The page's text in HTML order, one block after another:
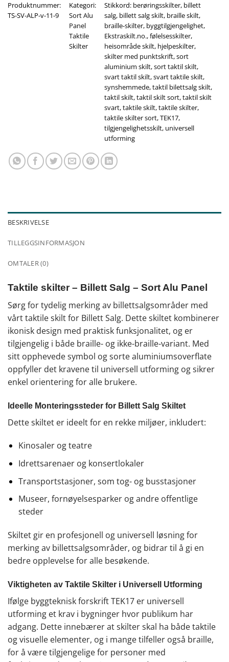
Produktnummer:
TS-SV-ALP-v-11-9
Kategori:
Sort Alu
Panel
Taktile
Skilter
Stikkord: berøringsskilter, billett
salg, billett salg skilt, braille skilt,
braille-skilter, byggtilgjengelighet,
Ekstraskilt.no.,følelsesskilter,
heisområde skilt, hjelpeskilter,
skilter med punktskrift,sort
aluminium skilt,sort taktil skilt,
svart taktil skilt,svart taktile skilt,
synshemmede,taktil bilettsalg skilt,
taktil skilt,taktil skilt sort,taktil skilt
svart,taktile skilt,taktile skilter,
taktile skilter sort,TEK17,
tilgjengelighetsskilt, universell
utforming
BESKRIVELSE
TILLEGGSINFORMASJON
OMTALER (0)
Taktile skilter – Billett Salg – Sort Alu Panel
Sørg for tydelig merking av billettsalgsområder med
vårt taktile skilt for Billett Salg. Dette skiltet kombinerer
ikonisk design med praktisk funksjonalitet, og er
tilgjengelig i både braille- og ikke-braille-variant. Med
sitt opphevede symbol og sorte aluminiumsoverflate
oppfyller det kravene til universell utforming og sikrer
enkel orientering for alle brukere.
Ideelle Monteringssteder for Billett Salg Skiltet
Dette skiltet er ideelt for en rekke miljøer, inkludert:
Kinosaler og teatre
Idrettsarenaer og konsertlokaler
Transportstasjoner, som tog- og busstasjoner
Museer, fornøyelsesparker og andre offentlige
steder
Skiltet gir en profesjonell og universell løsning for
merking av billettsalgsområder, og bidrar til å gi en
bedre opplevelse for alle besøkende.
Viktigheten av Taktile Skilter i Universell Utforming
Ifølge byggteknisk forskrift TEK17 er universell
utforming et krav i bygninger hvor publikum har
adgang. Dette innebærer at skilter skal ha både taktile
og visuelle elementer, og i mange tilfeller også braille,
for å være tilgjengelige for personer med